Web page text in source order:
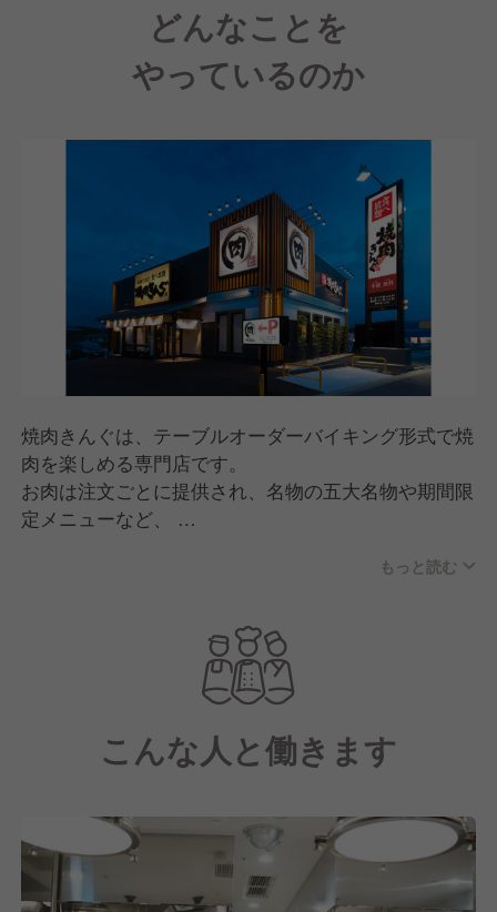
どんなことを
やっているのか
焼肉きんぐは、テーブルオーダーバイキング形式で焼
肉を楽しめる専門店です。
お肉は注文ごとに提供され、名物の五大名物や期間限
定メニューなど、
スタッフが焼き方をサポートする「焼肉ポリス」な
人のあたたかさを感じる接客で、家族連れから幅広い
世代に親しまれています。
もっと読む
こんな人と働きます